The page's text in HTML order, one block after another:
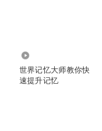
世界记忆大师教你快
速提升记忆